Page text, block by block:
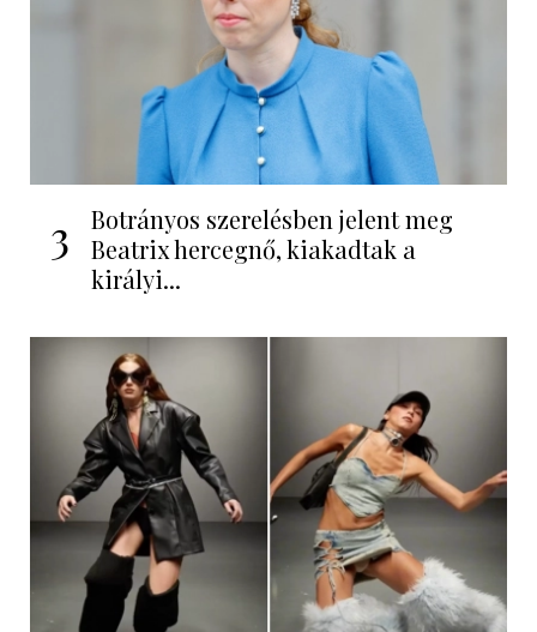
3
Botrányos szerelésben jelent meg
Beatrix hercegnő, kiakadtak a
királyi...